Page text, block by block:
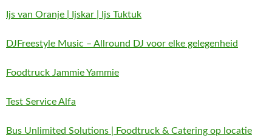
Ijs van Oranje | Ijskar | Ijs Tuktuk
DJFreestyle Music – Allround DJ voor elke gelegenheid
Foodtruck Jammie Yammie
Test Service Alfa
Bus Unlimited Solutions | Foodtruck & Catering op locatie